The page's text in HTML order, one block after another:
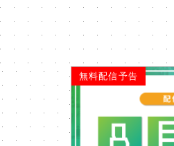
無料配信予告